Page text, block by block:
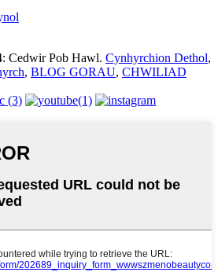
Cedwir Pob Hawl. Cynhyrchion Dethol,
, BLOG GORAU, CHWILIAD